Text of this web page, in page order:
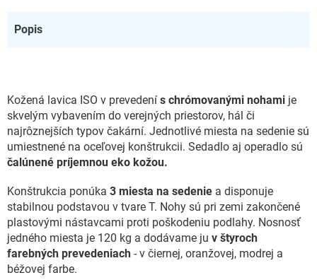
Popis
Kožená lavica ISO v prevedení s chrómovanými nohami je
skvelým vybavením do verejných priestorov, hál či
najrôznejších typov čakární. Jednotlivé miesta na sedenie sú
umiestnené na oceľovej konštrukcii. Sedadlo aj operadlo sú
čalúnené príjemnou eko kožou.
Konštrukcia ponúka 3 miesta na sedenie a disponuje
stabilnou podstavou v tvare T. Nohy sú pri zemi zakončené
plastovými nástavcami proti poškodeniu podlahy. Nosnosť
jedného miesta je 120 kg a dodávame ju v štyroch
farebných prevedeniach - v čiernej, oranžovej, modrej a
béžovej farbe.